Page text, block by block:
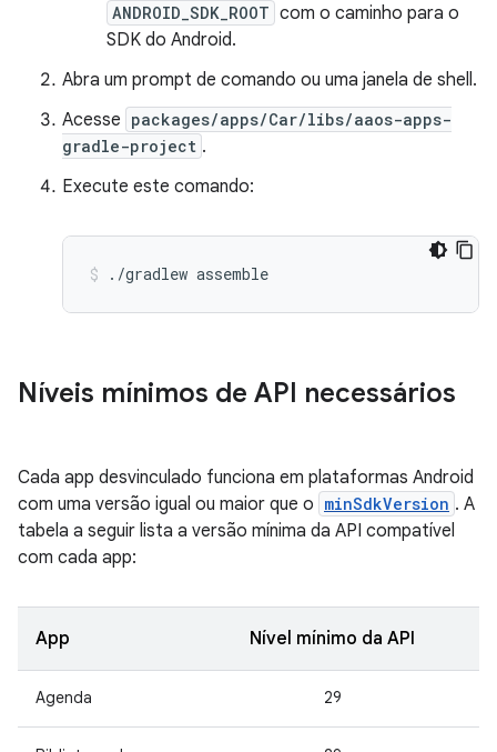
ANDROID_SDK_ROOT com o caminho para o
SDK do Android.
Abra um prompt de comando ou uma janela de shell.
Acesse packages/apps/Car/libs/aaos-apps-
gradle-project .
Execute este comando:
./gradlew assemble
Níveis mínimos de API necessários
Cada app desvinculado funciona em plataformas Android
com uma versão igual ou maior que o minSdkVersion . A
tabela a seguir lista a versão mínima da API compatível
com cada app:
App Nível mínimo da API
Agenda 29